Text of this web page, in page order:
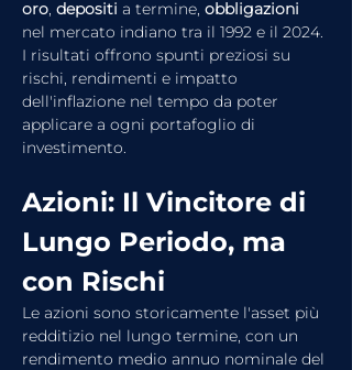
oro, depositi a termine, obbligazioni
nel mercato indiano tra il 1992 e il 2024.
I risultati offrono spunti preziosi su
rischi, rendimenti e impatto
dell'inflazione nel tempo da poter
applicare a ogni portafoglio di
investimento.
Azioni: Il Vincitore di
Lungo Periodo, ma
con Rischi
Le azioni sono storicamente l'asset più
redditizio nel lungo termine, con un
rendimento medio annuo nominale del